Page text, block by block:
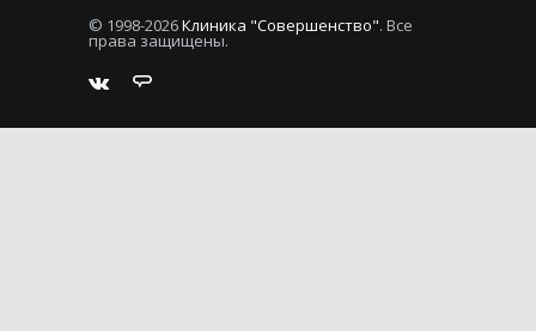
© 1998-2026Клиника "Совершенство". Все
права защищены.